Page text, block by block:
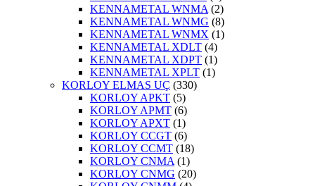
KENNAMETAL WNMA (2)
KENNAMETAL WNMG (8)
KENNAMETAL WNMX (1)
KENNAMETAL XDLT (4)
KENNAMETAL XDPT (1)
KENNAMETAL XPLT (1)
KORLOY ELMAS UÇ (330)
KORLOY APKT (5)
KORLOY APMT (6)
KORLOY APXT (1)
KORLOY CCGT (6)
KORLOY CCMT (18)
KORLOY CNMA (1)
KORLOY CNMG (20)